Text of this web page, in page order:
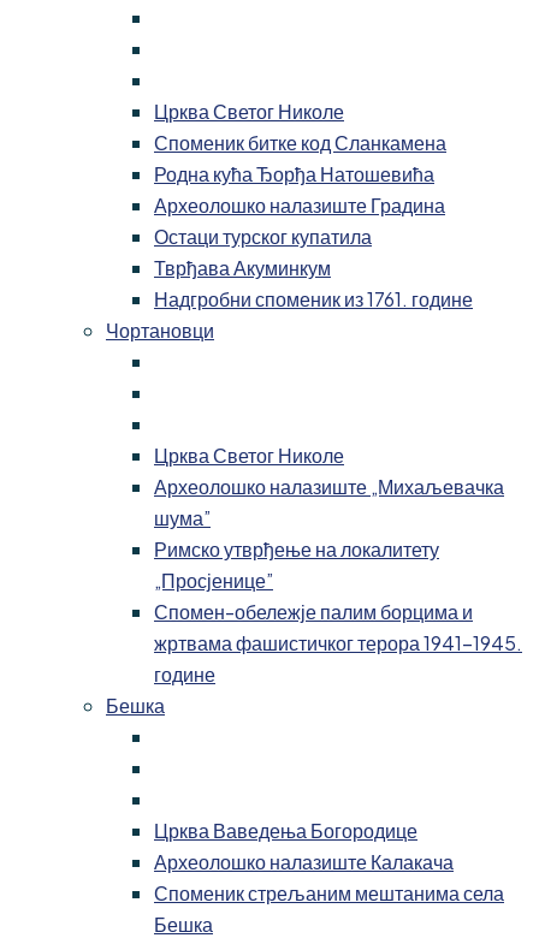
Црква Светог Николе
Споменик битке код Сланкамена
Родна кућа Ђорђа Натошевића
Археолошко налазиште Градина
Остаци турског купатила
Тврђава Акуминкум
Надгробни споменик из 1761. године
Чортановци
Црква Светог Николе
Археолошко налазиште „Михаљевачка
шума”
Римско утврђење на локалитету
„Просјенице”
Спомен-обележје палим борцима и
жртвама фашистичког терора 1941-1945.
године
Бешка
Црква Ваведења Богородице
Археолошко налазиште Калакача
Споменик стрељаним мештанима села
Бешка